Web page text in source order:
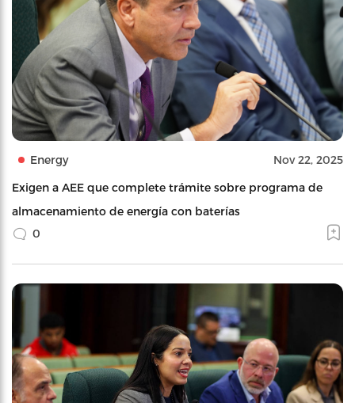
Energy Nov 22, 2025
Exigen a AEE que complete trámite sobre programa de
almacenamiento de energía con baterías
0